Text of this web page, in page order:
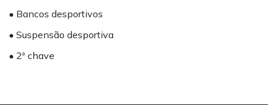
• Bancos desportivos
• Suspensão desportiva
• 2ª chave